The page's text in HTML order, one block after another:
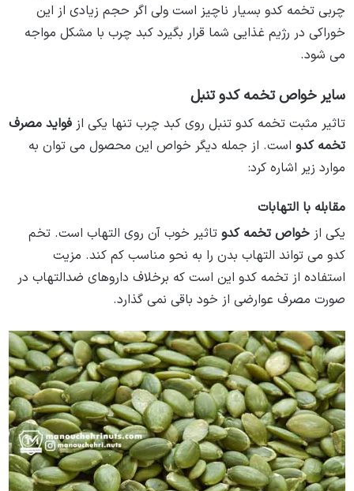
چربی تخمه کدو بسیار ناچیز است ولی اگر حجم زیادی از این
خوراکی در رژیم غذایی شما قرار بگیرد کبد چرب با مشکل مواجه
می‌ شود.
سایر خواص تخمه کدو تنبل
تاثیر مثبت تخمه کدو تنبل روی کبد چرب تنها یکی از فواید مصرف
تخمه کدو است. از جمله دیگر خواص این محصول می توان به
موارد زیر اشاره کرد:
مقابله با التهابات
یکی از خواص تخمه کدو تاثیر خوب آن روی التهاب است. تخم
کدو می ‌تواند التهاب بدن را به نحو مناسب کم کند. مزیت
استفاده از تخمه کدو این است که برخلاف داروهای ضدالتهاب در
صورت مصرف عوارضی از خود باقی نمی گذارد.